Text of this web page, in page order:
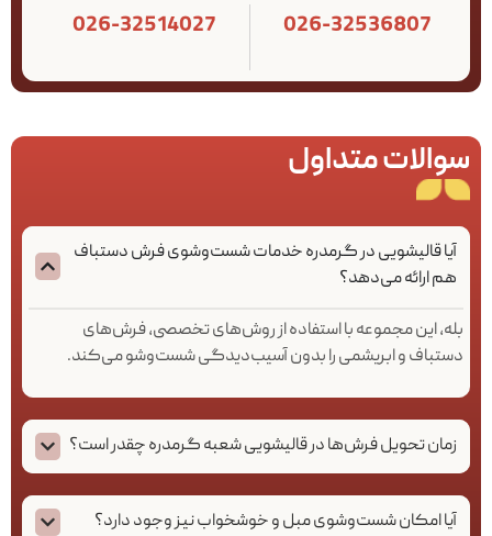
026-32536807
026-32514027
سوالات متداول
آیا قالیشویی در گرمدره خدمات شست‌وشوی فرش دستباف
هم ارائه می‌دهد؟
بله، این مجموعه با استفاده از روش‌های تخصصی، فرش‌های
دستباف و ابریشمی را بدون آسیب‌دیدگی شست‌وشو می‌کند.
زمان تحویل فرش‌ها در قالیشویی شعبه گرمدره چقدر است؟
آیا امکان شست‌وشوی مبل و خوشخواب نیز وجود دارد؟